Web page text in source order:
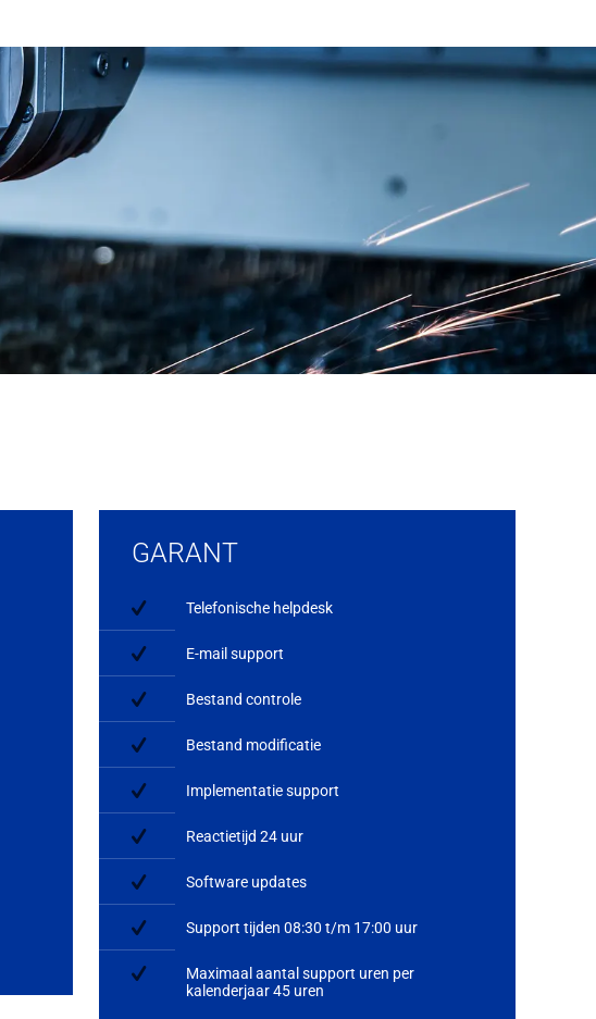
GARANT
Telefonische helpdesk
E-mail support
Bestand controle
Bestand modificatie
Implementatie support
Reactietijd 24 uur
Software updates
Support tijden 08:30 t/m 17:00 uur
Maximaal aantal support uren per
kalenderjaar 45 uren